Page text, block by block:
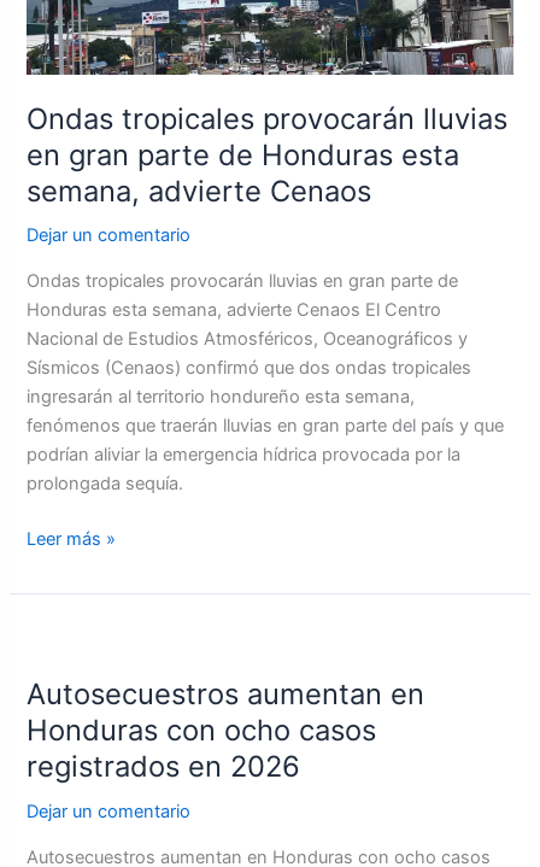
Ondas tropicales provocarán lluvias
en gran parte de Honduras esta
semana, advierte Cenaos
Dejar un comentario
Ondas tropicales provocarán lluvias en gran parte de
Honduras esta semana, advierte Cenaos El Centro
Nacional de Estudios Atmosféricos, Oceanográficos y
Sísmicos (Cenaos) confirmó que dos ondas tropicales
ingresarán al territorio hondureño esta semana,
fenómenos que traerán lluvias en gran parte del país y que
podrían aliviar la emergencia hídrica provocada por la
prolongada sequía.
de
Honduras
esta
semana,
advierte
Cenaos
Leer más »
Autosecuestros aumentan en
Honduras con ocho casos
registrados en 2026
Dejar un comentario
Autosecuestros aumentan en Honduras con ocho casos
en
Honduras
ocho
casos